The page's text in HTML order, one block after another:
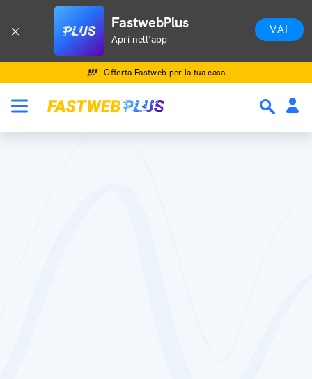
FastwebPlus
Apri nell'app
VAI
Offerta Fastweb per la tua casa